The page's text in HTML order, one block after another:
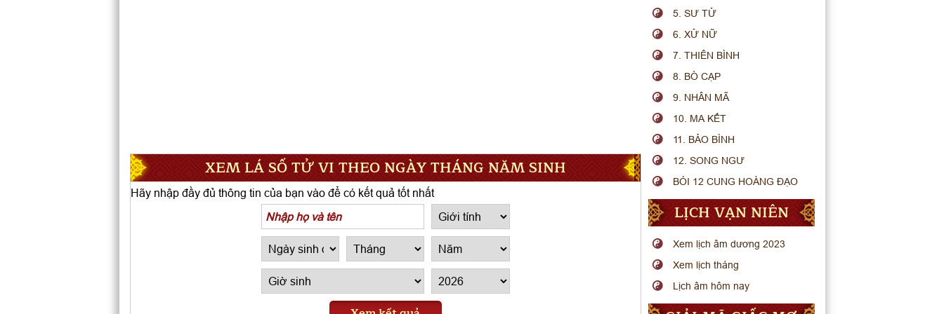
XEM LÁ SỐ TỬ VI THEO NGÀY THÁNG NĂM SINH
Hãy nhập đầy đủ thông tin của bạn vào để có kết quả tốt nhất
5. SƯ TỬ
6. XỬ NỮ
7. THIÊN BÌNH
8. BÒ CẠP
9. NHÂN MÃ
10. MA KẾT
11. BẢO BÌNH
12. SONG NGƯ
BÓI 12 CUNG HOÀNG ĐẠO
LỊCH VẠN NIÊN
Xem lịch âm dương 2023
Xem lịch tháng
Lịch âm hôm nay